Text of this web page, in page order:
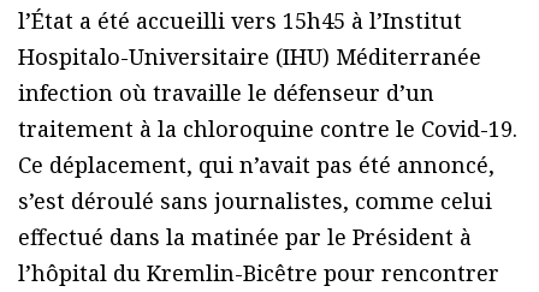
l’État a été accueilli vers 15h45 à l’Institut
Hospitalo-Universitaire (IHU) Méditerranée
infection où travaille le défenseur d’un
traitement à la chloroquine contre le Covid-19.
Ce déplacement, qui n’avait pas été annoncé,
s’est déroulé sans journalistes, comme celui
effectué dans la matinée par le Président à
l’hôpital du Kremlin-Bicêtre pour rencontrer